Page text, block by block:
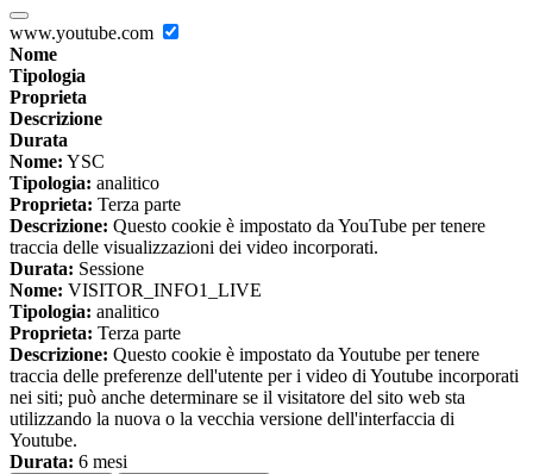
www.youtube.com
Nome
Tipologia
Proprieta
Descrizione
Durata
Nome: YSC
Tipologia: analitico
Proprieta: Terza parte
Descrizione: Questo cookie è impostato da YouTube per tenere
traccia delle visualizzazioni dei video incorporati.
Durata: Sessione
Nome: VISITOR_INFO1_LIVE
Tipologia: analitico
Proprieta: Terza parte
Descrizione: Questo cookie è impostato da Youtube per tenere
traccia delle preferenze dell'utente per i video di Youtube incorporati
nei siti; può anche determinare se il visitatore del sito web sta
utilizzando la nuova o la vecchia versione dell'interfaccia di
Youtube.
Durata: 6 mesi